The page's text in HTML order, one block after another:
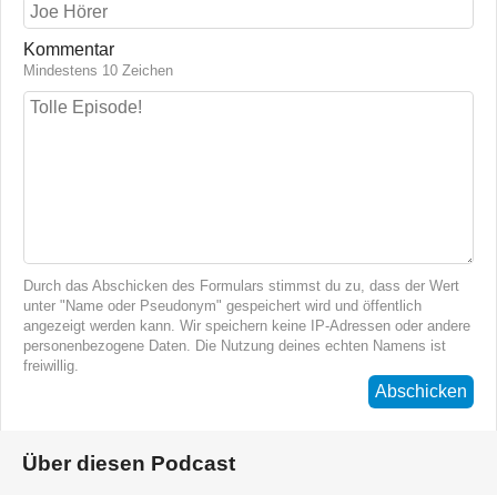
Kommentar
Mindestens 10 Zeichen
Durch das Abschicken des Formulars stimmst du zu, dass der Wert
unter "Name oder Pseudonym" gespeichert wird und öffentlich
angezeigt werden kann. Wir speichern keine IP-Adressen oder andere
personenbezogene Daten. Die Nutzung deines echten Namens ist
freiwillig.
Abschicken
Über diesen Podcast